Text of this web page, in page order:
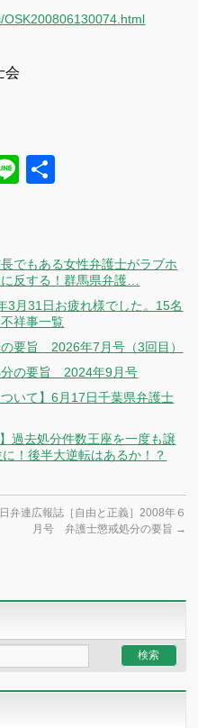
OSK200806130074.html
会
Line
でもある女性弁護士がラブホ
反する！群馬県弁護…
3月31日お疲れ様でした。15名
祥事一覧
要旨 2026年7月号（3回目）
分の要旨 2024年9月号
いて】6月17日千葉県弁護士
過去処分件数王座を一度も譲
！後半大逆転はあるか！？
日弁連広報誌［自由と正義］2008年６
月号 弁護士懲戒処分の要旨 →